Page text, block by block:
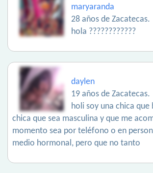
maryaranda
28 años de Zacatecas.
hola ????????????
daylen
19 años de Zacatecas.
holi soy una chica que
chica que sea masculina y que me
momento sea por teléfono o en
medio hormonal, pero que no tanto